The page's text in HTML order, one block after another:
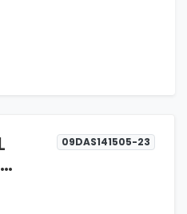
09DAS141505-23